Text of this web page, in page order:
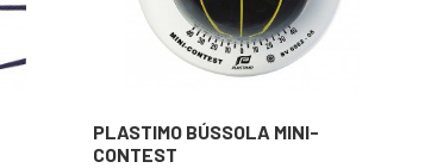
PLASTIMO BÚSSOLA MINI-
CONTEST